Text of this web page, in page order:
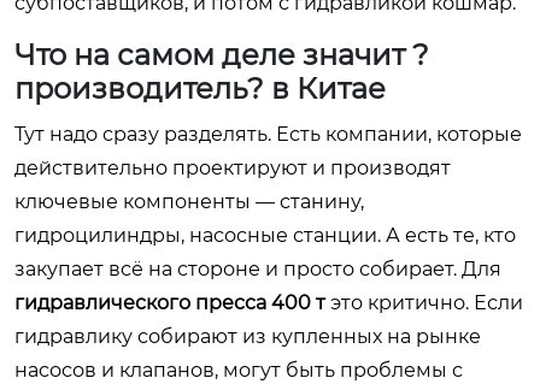
Что на самом деле значит ?
производитель? в Китае
Тут надо сразу разделять. Есть компании, которые
действительно проектируют и производят
ключевые компоненты — станину,
гидроцилиндры, насосные станции. А есть те, кто
закупает всё на стороне и просто собирает. Для
гидравлического пресса 400 тэто критично. Если
гидравлику собирают из купленных на рынке
насосов и клапанов, могут быть проблемы с